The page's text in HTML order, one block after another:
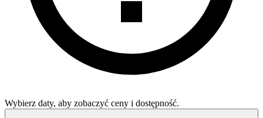
Wybierz daty, aby zobaczyć ceny i dostępność.